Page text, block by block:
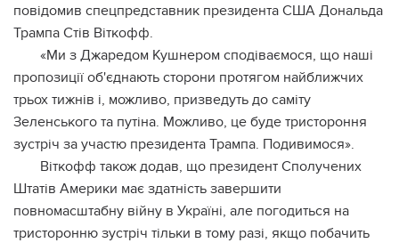
повідомив спецпредставник президента США Дональда
Трампа Стів Віткофф.
«Ми з Джаредом Кушнером сподіваємося, що наші
пропозиції об'єднають сторони протягом найближчих
трьох тижнів і, можливо, призведуть до саміту
Зеленського та путіна. Можливо, це буде тристороння
зустріч за участю президента Трампа. Подивимося».
Віткофф також додав, що президент Сполучених
Штатів Америки має здатність завершити
повномасштабну війну в Україні, але погодиться на
тристоронню зустріч тільки в тому разі, якщо побачить